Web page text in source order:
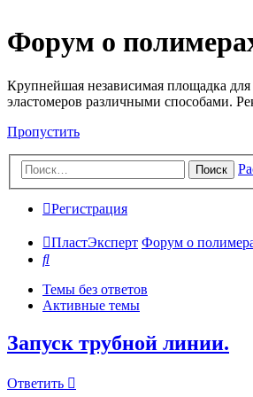
Форум о
Крупнейшая независимая площадка
эластомеров различными способами.
Пропустить
Поиск
Регистрация
ПластЭксперт Форум о
Поиск
Темы без ответов
Активные темы
Запуск трубной линии.
Ответить